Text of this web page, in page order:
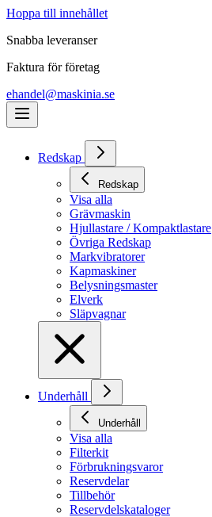
Hoppa till innehållet
Snabba leveranser
Faktura för företag
ehandel@maskinia.se
Redskap
Redskap
Visa alla
Grävmaskin
Hjullastare / Kompaktlastare
Övriga Redskap
Markvibratorer
Kapmaskiner
Belysningsmaster
Elverk
Släpvagnar
Underhåll
Underhåll
Visa alla
Filterkit
Förbrukningsvaror
Reservdelar
Tillbehör
Reservdelskataloger